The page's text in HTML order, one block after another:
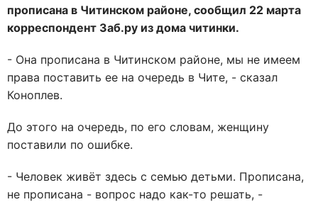
прописана в Читинском районе, сообщил 22 марта
корреспондент Заб.ру из дома читинки.
- Она прописана в Читинском районе, мы не имеем
права поставить ее на очередь в Чите, - сказал
Коноплев.
До этого на очередь, по его словам, женщину
поставили по ошибке.
- Человек живёт здесь с семью детьми. Прописана,
не прописана - вопрос надо как-то решать, -